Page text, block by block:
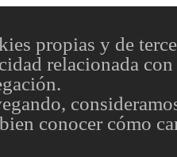
propias y de
relacionada
conocer cómo